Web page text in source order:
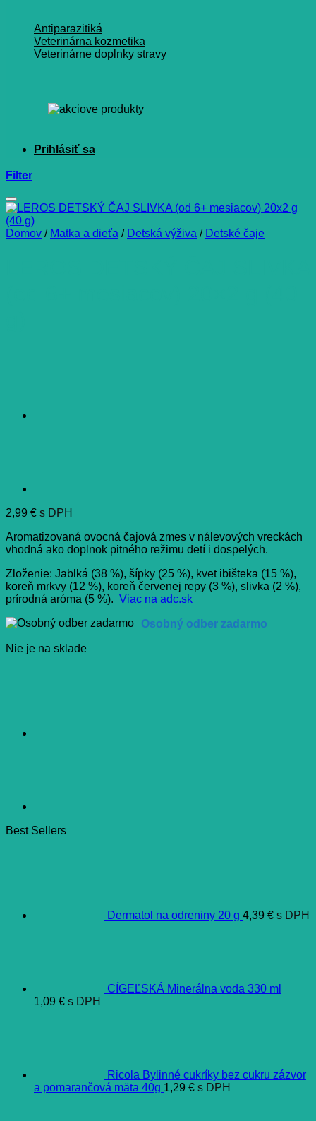
Antiparazitiká
Veterinárna kozmetika
Veterinárne doplnky stravy
Filter
Domov / Matka a dieťa / Detská výživa / Detské čaje
2,99 € s DPH
Aromatizovaná ovocná čajová zmes v nálevových vreckách
vhodná ako doplnok pitného režimu detí i dospelých.
Zloženie: Jablká (38 %), šípky (25 %), kvet ibišteka (15 %),
koreň mrkvy (12 %), koreň červenej repy (3 %), slivka (2 %),
prírodná aróma (5 %). Viac na adc.sk
Osobný odber zadarmo
Nie je na sklade
Best Sellers
Dermatol na odreniny 20 g 4,39 € s DPH
CÍGEĽSKÁ Minerálna voda 330 ml
1,09 € s DPH
Ricola Bylinné cukríky bez cukru zázvor
a pomarančová mäta 40g 1,29 € s DPH